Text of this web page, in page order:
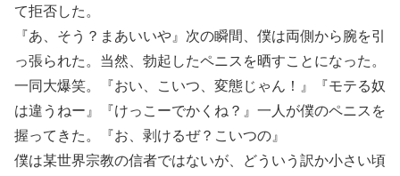
て拒否した。
『あ、そう？まあいいや』次の瞬間、僕は両側から腕を引
っ張られた。当然、勃起したペニスを晒すことになった。
一同大爆笑。『おい、こいつ、変態じゃん！』『モテる奴
は違うねー』『けっこーでかくね？』一人が僕のペニスを
握ってきた。『お、剥けるぜ？こいつの』
僕は某世界宗教の信者ではないが、どういう訳か小さい頃